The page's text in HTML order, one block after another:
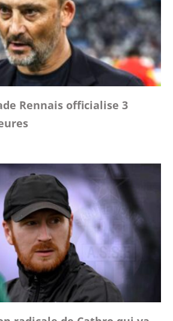
Rennais officialise 3